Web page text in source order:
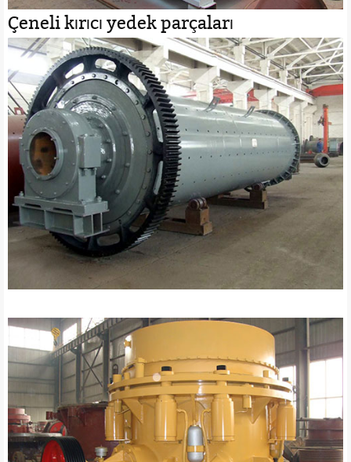
Çeneli kırıcı yedek parçaları